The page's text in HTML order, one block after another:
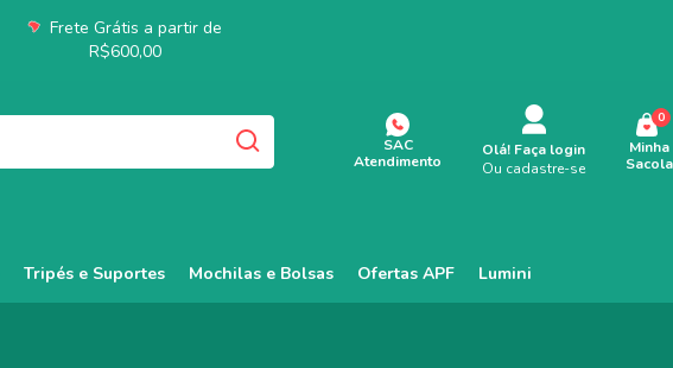
Frete Grátis a partir de
R$600,00
SAC
Atendimento
Olá! Faça login
Ou cadastre-se
Minha
Sacola
0
Tripés e Suportes Mochilas e Bolsas Ofertas APF Lumini